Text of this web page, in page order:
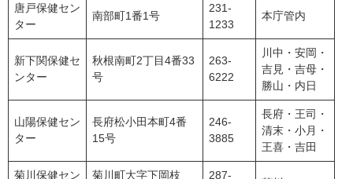
唐戸保健セン
ター
南部町1番1号
231-
1233
本庁管内
新下関保健セ
ンター
秋根南町2丁目4番33
号
263-
6222
川中・安岡・
吉見・吉母・
勝山・内日
山陽保健セン
ター
長府松小田本町4番
15号
246-
3885
長府・王司・
清末・小月・
王喜・吉田
菊川保健セン
菊川町大字下岡枝
287-